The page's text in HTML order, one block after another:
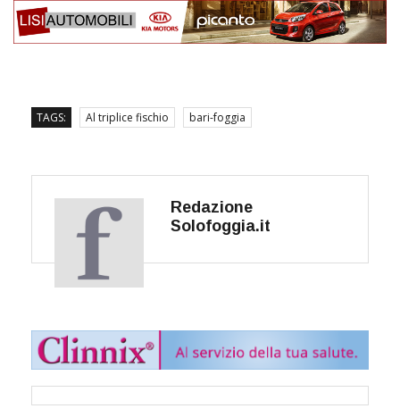
TAGS: Al triplice fischio bari-foggia
Redazione
Solofoggia.it